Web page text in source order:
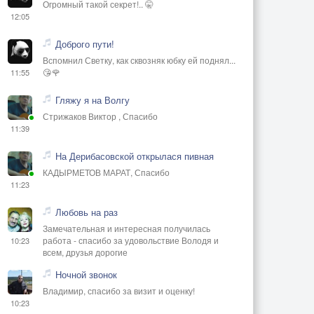
12:05
Огромный такой секрет!.. 🤫
11:55
Доброго пути!
Вспомнил Светку, как сквозняк юбку ей поднял...
😘🌹
11:39
Гляжу я на Волгу
Стрижаков Виктор , Спасибо
11:23
На Дерибасовской открылася пивная
КАДЫРМЕТОВ МАРАТ, Спасибо
10:23
Любовь на раз
Замечательная и интересная получилась
работа - спасибо за удовольствие Володя и
всем, друзья дорогие
10:23
Ночной звонок
Владимир, спасибо за визит и оценку!